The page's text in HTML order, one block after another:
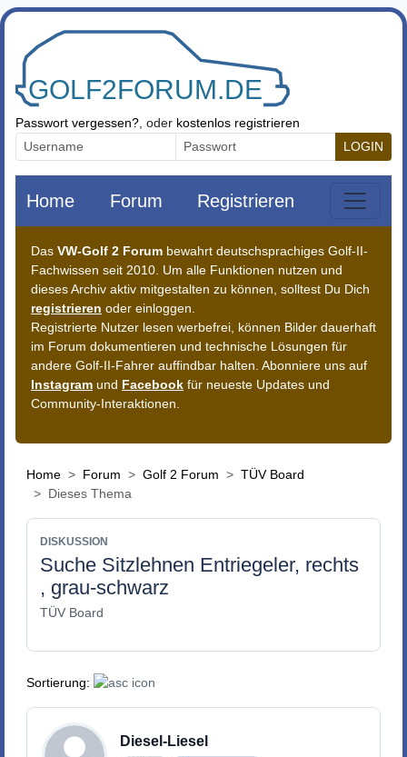
Zum Inhalt springen
Passwort vergessen? , oder kostenlos registrieren
LOGIN
Home Forum Registrieren
Das VW-Golf 2 Forum bewahrt deutschsprachiges Golf-II-
Fachwissen seit 2010. Um alle Funktionen nutzen und
dieses Archiv aktiv mitgestalten zu können, solltest Du Dich
registrieren oder einloggen.
Registrierte Nutzer lesen werbefrei, können Bilder dauerhaft
im Forum dokumentieren und technische Lösungen für
andere Golf-II-Fahrer auffindbar halten. Abonniere uns auf
Instagram und Facebook für neueste Updates und
Community-Interaktionen.
Home Forum Golf 2 Forum
TÜV Board
Dieses Thema
DISKUSSION
Suche Sitzlehnen Entriegeler, rechts
, grau-schwarz
TÜV Board
Sortierung:
Diesel-Liesel